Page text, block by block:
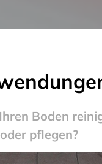
Boden
oder pflegen?